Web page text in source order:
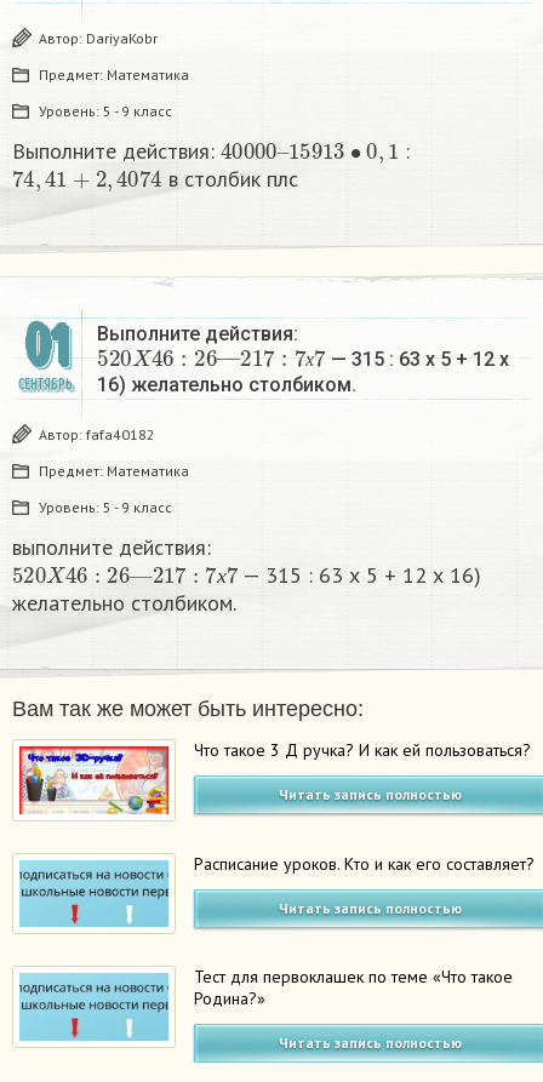
Автор: DariyaKobr
Предмет: Математика
Уровень: 5 - 9 класс
Выполните действия: 40000 –15913 0, :
74,41+2,4074 в столбик плс​
01
СЕНТЯБРЬ
Выполните действия:
х
520X46:26—217:7х7
— 315 : 63 х 5 + 12 х
16) желательно столбиком.​
Автор: fafa40182
Предмет: Математика
Уровень: 5 - 9 класс
выполните действия:
х
520X46: 26—217:7х7
— 315 : 63 х 5 + 12 х 16)
желательно столбиком.​
Вам так же может быть интересно:
Что такое 3 Д ручка? И как ей пользоваться?
Читать запись полностью
Расписание уроков. Кто и как его составляет?
Читать запись полностью
Тест для первоклашек по теме «Что такое
Родина?»
Читать запись полностью